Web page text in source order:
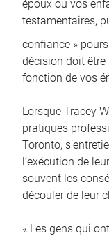
époux ou vos
testamentaires,
confiance »
décision doit être
fonction de vos
Lorsque Tracey
pratiques
Toronto,
l’exécution de
souvent les
découler de leur
« Les gens qui